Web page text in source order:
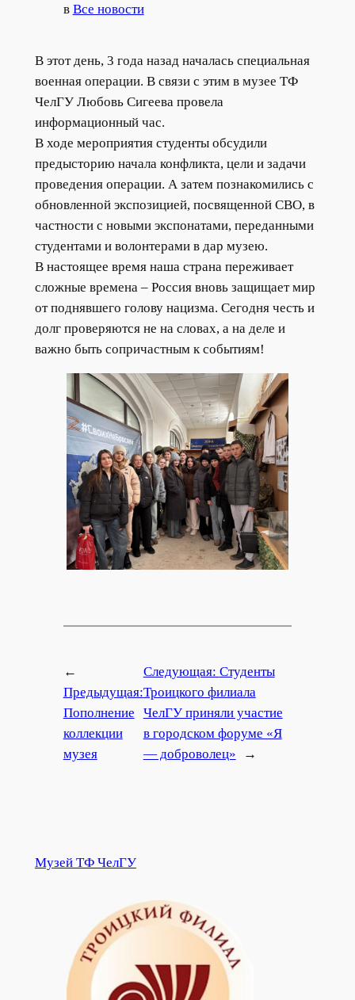
в Все новости
В этот день, 3 года назад началась специальная
военная операции. В связи с этим в музее ТФ
ЧелГУ Любовь Сигеева провела
информационный час.
В ходе мероприятия студенты обсудили
предысторию начала конфликта, цели и задачи
проведения операции. А затем познакомились с
обновленной экспозицией, посвященной СВО, в
частности с новыми экспонатами, переданными
студентами и волонтерами в дар музею.
В настоящее время наша страна переживает
сложные времена – Россия вновь защищает мир
от поднявшего голову нацизма. Сегодня честь и
долг проверяются не на словах, а на деле и
важно быть сопричастным к событиям!
←
Предыдущая:
Пополнение
коллекции
музея
Следующая: Студенты
Троицкого филиала
ЧелГУ приняли участие
в городском форуме «Я
— доброволец»
→
Музей ТФ ЧелГУ